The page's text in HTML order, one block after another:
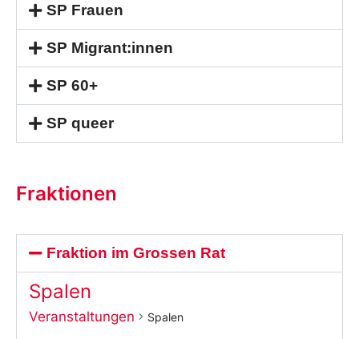
SP Frauen
SP Migrant:innen
SP 60+
SP queer
Fraktionen
Fraktion im Grossen Rat
Spalen
Veranstaltungen Spalen